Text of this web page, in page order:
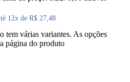
12x de R$ 27,48
tem várias variantes. As opções
página do produto